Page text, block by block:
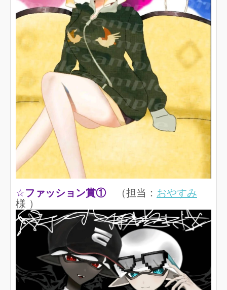
☆ファッション賞①（担当： おやすみ
様 ）